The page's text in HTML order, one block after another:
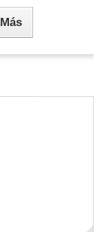
Más